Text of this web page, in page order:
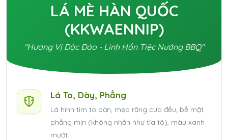
LÁ MÈ HÀN QUỐC
(KKWAENNIP)
"Hương Vị Độc Đáo - Linh Hồn Tiệc Nướng BBQ"
Lá To, Dày, Phẳng
Lá hình tim to bản, mép răng cưa đều, bề mặt
phẳng mịn (không nhăn như tía tô), màu xanh
mướt.